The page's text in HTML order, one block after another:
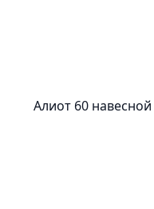
Алиот 60 навесной